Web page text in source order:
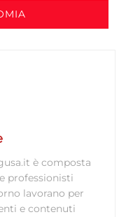
è composta
professionisti
lavorano per
e contenuti